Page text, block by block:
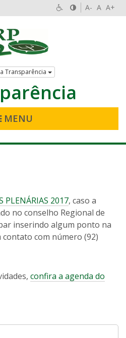
A- A A+
Transparência
MENU
PLENÁRIAS 2017, caso a
no conselho Regional de
inserindo algum ponto na
com número (92)
confira a agenda do